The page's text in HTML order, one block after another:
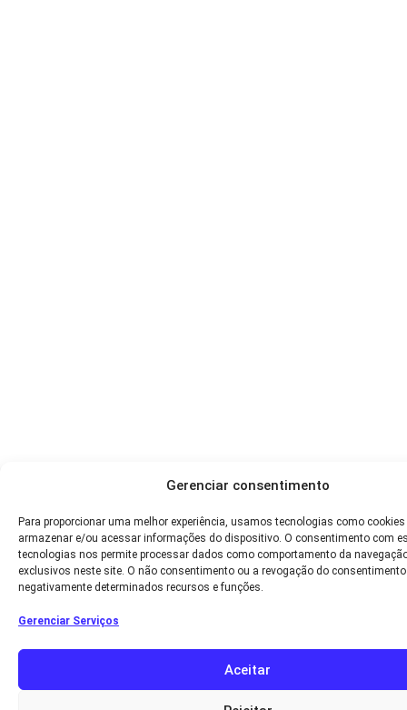
Gerenciar consentimento
Para proporcionar uma melhor experiência, usamos tecnologias como cookies
armazenar e/ou acessar informações do dispositivo. O consentimento com
tecnologias nos permite processar dados como comportamento da
exclusivos neste site. O não consentimento ou a revogação do
negativamente determinados recursos e funções.
Gerenciar Serviços
Aceitar